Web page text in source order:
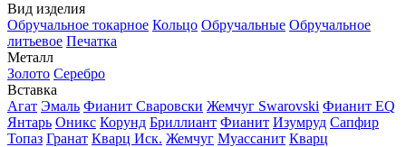
Вид изделия
Обручальное токарное Кольцо Обручальные Обручальное
литьевое Печатка
Металл
Золото Серебро
Вставка
Агат Эмаль Фианит Сваровски Жемчуг Swarovski Фианит EQ
Янтарь Оникс Корунд Бриллиант Фианит Изумруд Сапфир
Топаз Гранат Кварц Иск. Жемчуг Муассанит Кварц